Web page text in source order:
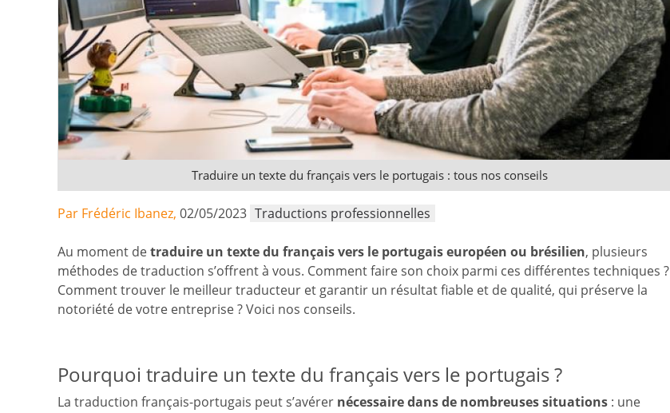
Traduire un texte du français vers le portugais : tous nos conseils
Par Frédéric Ibanez, 02/05/2023 Traductions professionnelles
Au moment detraduire un texte du français vers le portugais européen ou brésilien, plusieurs
méthodes de traduction s’offrent à vous. Comment faire son choix parmi ces différentes techniques ?
Comment trouver le meilleur traducteur et garantir un résultat fiable et de qualité, qui préserve la
notoriété de votre entreprise ? Voici nos conseils.
Pourquoi traduire un texte du français vers le portugais ?
La traduction français-portugais peut s’avérer nécessaire dans de nombreuses situations : une